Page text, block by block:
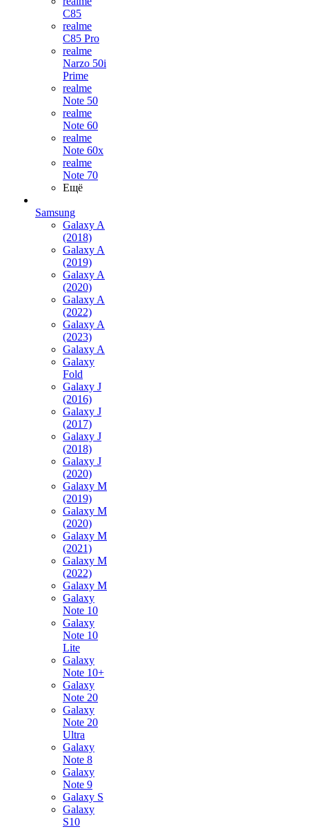
C85
realme
C85 Pro
realme
Narzo 50i
Prime
realme
Note 50
realme
Note 60
realme
Note 60x
realme
Note 70
Ещё
Samsung
Galaxy A
(2018)
Galaxy A
(2019)
Galaxy A
(2020)
Galaxy A
(2022)
Galaxy A
(2023)
Galaxy A
Galaxy
Fold
Galaxy J
(2016)
Galaxy J
(2017)
Galaxy J
(2018)
Galaxy J
(2020)
Galaxy M
(2019)
Galaxy M
(2020)
Galaxy M
(2021)
Galaxy M
(2022)
Galaxy M
Galaxy
Note 10
Galaxy
Note 10
Lite
Galaxy
Note 10+
Galaxy
Note 20
Galaxy
Note 20
Ultra
Galaxy
Note 8
Galaxy
Note 9
Galaxy S
Galaxy
S10